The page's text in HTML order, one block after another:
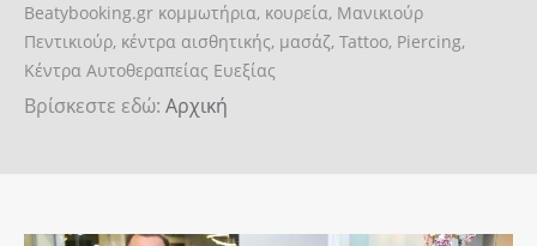
Beatybooking.gr κομμωτήρια, κουρεία, Μανικιούρ
Πεντικιούρ, κέντρα αισθητικής, μασάζ, Tattoo, Piercing,
Κέντρα Αυτοθεραπείας Ευεξίας
Βρίσκεστε εδώ: Αρχική